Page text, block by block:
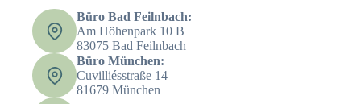
Büro Bad Feilnbach:
Am Höhenpark 10 B
83075 Bad Feilnbach
Büro München:
Cuvilliésstraße 14
81679 München